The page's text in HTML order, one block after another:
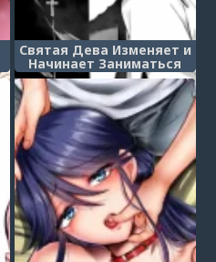
Святая Дева Изменяет и
Начинает Заниматься
Сексом с Другим
Мужчиной Каждый День
(Seijo-sama ga
Netorarete Nichijou-teki
ni Hoka no Otoko to Sex
Shite Shimau)